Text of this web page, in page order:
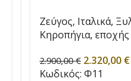
Ζεύγος, Ιταλικά,
Κηροπήγια, εποχής
2.900,00€ 2.320,00 €
Κωδικός: Φ11